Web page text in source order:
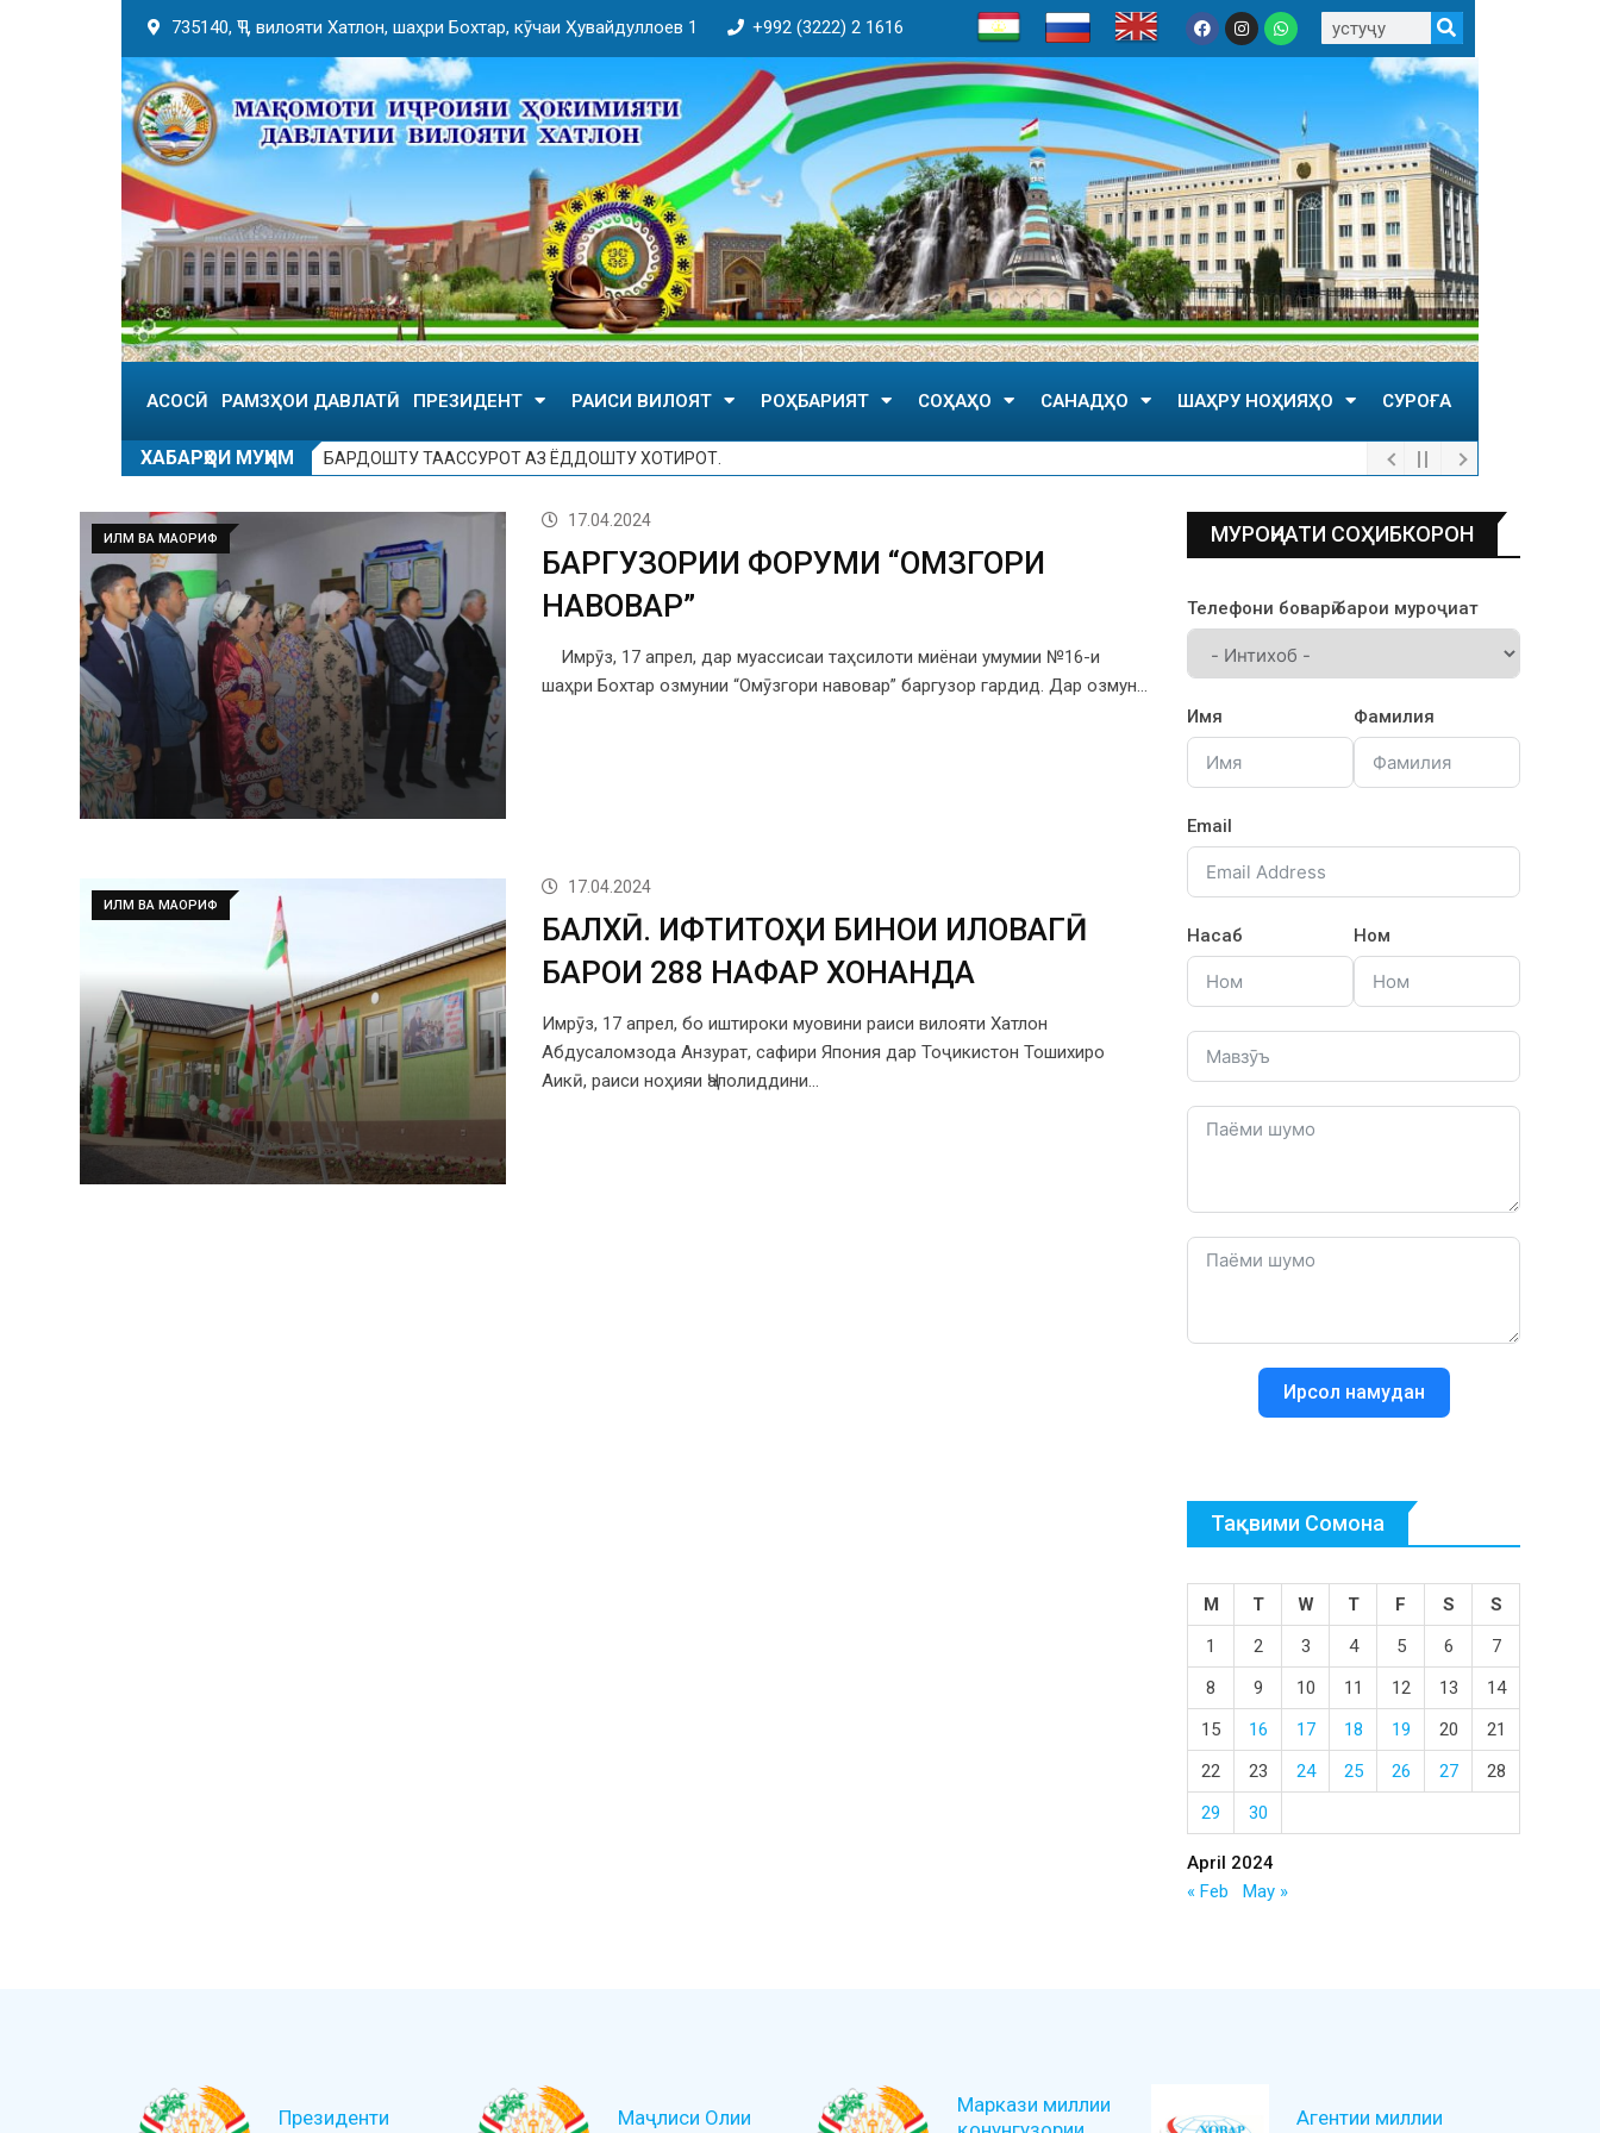
735140, ҶТ, вилояти Хатлон, шаҳри Бохтар, кӯчаи Ҳувайдуллоев 1 +992 (3222) 2 1616
АСОСӢ РАМЗҲОИ ДАВЛАТӢ ПРЕЗИДЕНТ РАИСИ ВИЛОЯТ РОҲБАРИЯТ СОҲАҲО САНАДҲО ШАҲРУ НОҲИЯҲО СУРОҒА
ХАБАРҲОИ МУҲИМ БАРДОШТУ ТААССУРОТ АЗ ЁДДОШТУ ХОТИРОТ.
ИЛМ ВА МАОРИФ
17.04.2024
БАРГУЗОРИИ ФОРУМИ “ОМӮЗГОРИ
НАВОВАР”
Имрӯз, 17 апрел, дар муассисаи таҳсилоти миёнаи умумии №16-и
шаҳри Бохтар озмунии “Омӯзгори навовар” баргузор гардид. Дар озмун…
ИЛМ ВА МАОРИФ
17.04.2024
БАЛХӢ. ИФТИТОҲИ БИНОИ ИЛОВАГӢ
БАРОИ 288 НАФАР ХОНАНДА
Имрӯз, 17 апрел, бо иштироки муовини раиси вилояти Хатлон
Абдусаломзода Анзурат, сафири Япония дар Тоҷикистон Тошихиро
Аикӣ, раиси ноҳияи Ҷалолиддини…
МУРОҶИАТИ СОҲИБКОРОН
Телефони боварӣ барои муроҷиат
Имя Фамилия
Email
Насаб Ном
Ирсол намудан
Тақвими Сомона
April 2024
M T W T F S
S
1
2 3 4 5 6
7
8
9 10 11 12 13
14
15
16 17 18 19 20
21
22
23 24 25 26 27
28
29
30
« Feb May »
Президенти
Маҷлиси Олии
Маркази миллии
Агентии миллии